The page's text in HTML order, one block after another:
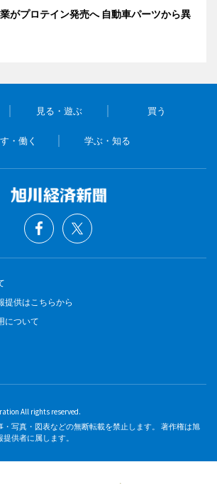
がプロテイン発売へ 自動車パーツから異
見る・遊ぶ 買う
・働く 学ぶ・知る
提供はこちらから
について
All rights reserved.
写真・図表などの無断転載を禁止します。 著作権は旭
供者に属します。